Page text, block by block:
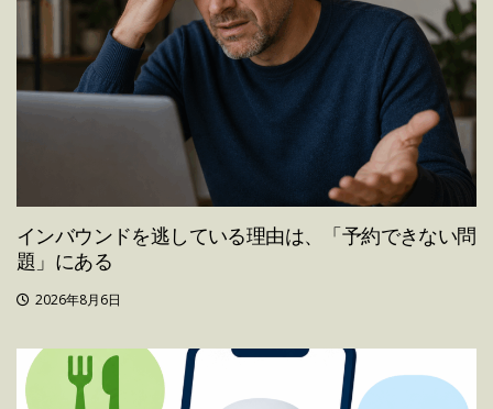
インバウンドを逃している理由は、「予約できない問
題」にある
2026年8月6日